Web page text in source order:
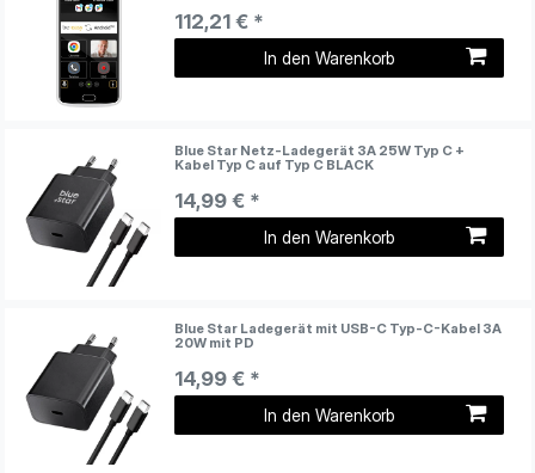
112,21 € *
In den Warenkorb
Blue Star Netz-Ladegerät 3A 25W Typ C +
Kabel Typ C auf Typ C BLACK
14,99 € *
In den Warenkorb
Blue Star Ladegerät mit USB-C Typ-C-Kabel 3A
20W mit PD
14,99 € *
In den Warenkorb